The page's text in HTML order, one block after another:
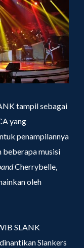
tampil sebagai
yang
penampilannya
beberapa musisi
Cherrybelle,
oleh
SLANK
Slankers